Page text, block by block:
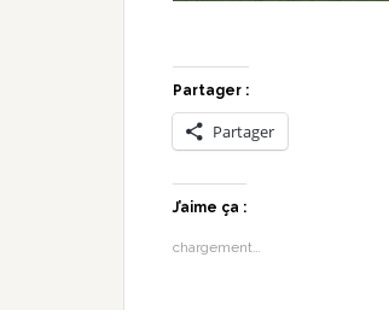
Partager :
Partager
J’aime ça :
chargement…